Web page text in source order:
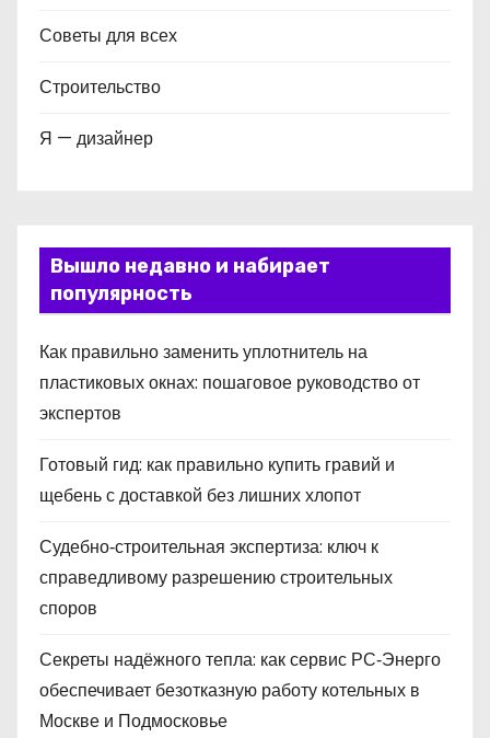
Советы для всех
Строительство
Я — дизайнер
Вышло недавно и набирает
популярность
Как правильно заменить уплотнитель на
пластиковых окнах: пошаговое руководство от
экспертов
Готовый гид: как правильно купить гравий и
щебень с доставкой без лишних хлопот
Судебно‑строительная экспертиза: ключ к
справедливому разрешению строительных
споров
Секреты надёжного тепла: как сервис РС‑Энерго
обеспечивает безотказную работу котельных в
Москве и Подмосковье